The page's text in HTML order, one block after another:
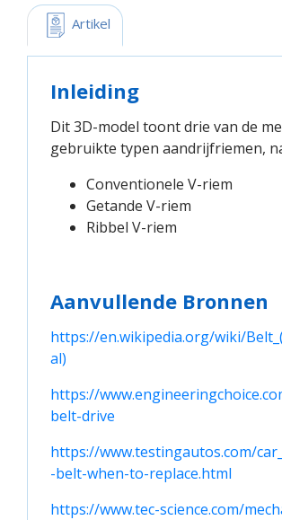
Artikel
Inleiding
Dit 3D-model toont drie van de
gebruikte typen aandrijfriemen,
Conventionele V-riem
Getande V-riem
Ribbel V-riem
Aanvullende Bronnen
https://en.wikipedia.org/wiki/
al)
https://
belt-drive
https://www.testingautos.com/
-belt-when-to-replace.html
https://www.tec-science.com/